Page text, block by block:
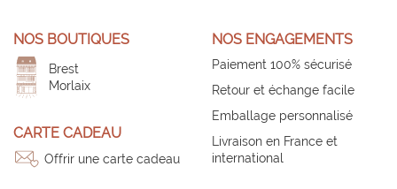
NOS BOUTIQUES
Brest
Morlaix
CARTE CADEAU
Offrir une carte cadeau
NOS ENGAGEMENTS
Paiement 100% sécurisé
Retour et échange facile
Emballage personnalisé
Livraison en France et
international